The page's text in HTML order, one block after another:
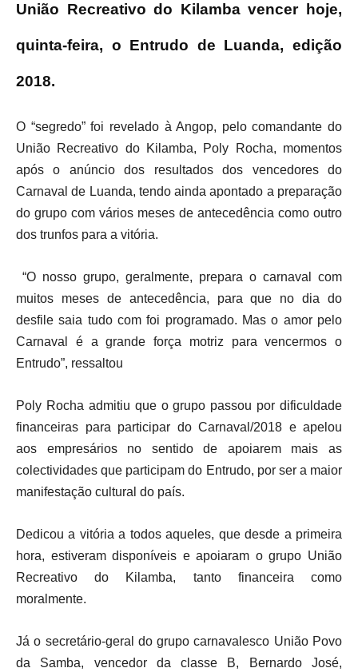
União Recreativo do Kilamba vencer hoje,
quinta-feira, o Entrudo de Luanda, edição
2018.
O “segredo” foi revelado à Angop, pelo comandante do
União Recreativo do Kilamba, Poly Rocha, momentos
após o anúncio dos resultados dos vencedores do
Carnaval de Luanda, tendo ainda apontado a preparação
do grupo com vários meses de antecedência como outro
dos trunfos para a vitória.
“O nosso grupo, geralmente, prepara o carnaval com
muitos meses de antecedência, para que no dia do
desfile saia tudo com foi programado. Mas o amor pelo
Carnaval é a grande força motriz para vencermos o
Entrudo”, ressaltou
Poly Rocha admitiu que o grupo passou por dificuldade
financeiras para participar do Carnaval/2018 e apelou
aos empresários no sentido de apoiarem mais as
colectividades que participam do Entrudo, por ser a maior
manifestação cultural do país.
Dedicou a vitória a todos aqueles, que desde a primeira
hora, estiveram disponíveis e apoiaram o grupo União
Recreativo do Kilamba, tanto financeira como
moralmente.
Já o secretário-geral do grupo carnavalesco União Povo
da Samba, vencedor da classe B, Bernardo José,